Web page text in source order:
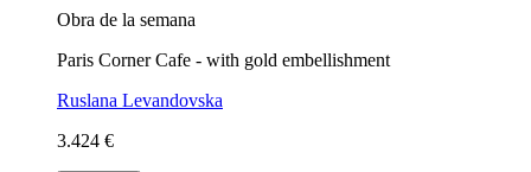
Obra de la semana
Paris Corner Cafe - with gold embellishment
Ruslana Levandovska
3.424 €